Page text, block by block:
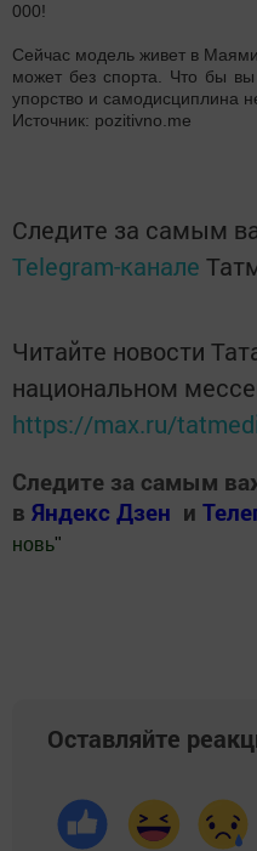
000!
Сейчас модель живет в
может без спорта. Что бы
упорство и самодисциплина
Источник: pozitivno.me
Следите за самым
Telegram-канале
Читайте новости
национальном
https://max.ru/
Следите за самым
в Яндекс Дзен и
новь"
Оставляйте